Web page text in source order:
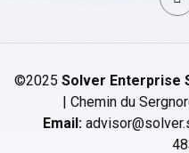
©2025 Solver Enterprise
| Chemin du
Email: